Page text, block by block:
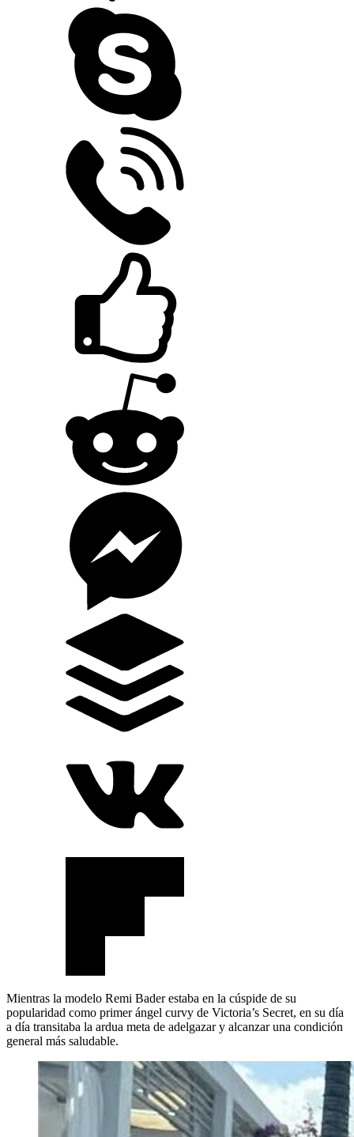
Mientras la modelo Remi Bader estaba en la cúspide de su
popularidad como primer ángel curvy de Victoria’s Secret, en su día
a día transitaba la ardua meta de adelgazar y alcanzar una condición
general más saludable.